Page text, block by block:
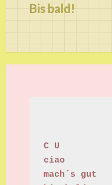
Bis bald!
C U
ciao
mach´s gut